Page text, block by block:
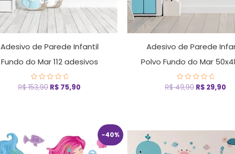
Adesivo de Parede Infantil
Fundo do Mar 112 adesivos
Avaliação
0
R$153,90 R$ 75,90
Adesivo de Parede
Polvo Fundo do Mar
Avaliação
0
R$49,90 R$29,90
-40%
preço
original
O
preço
atual
preço
original